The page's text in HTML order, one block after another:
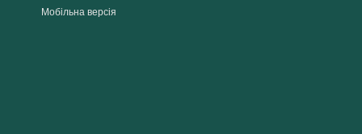
Мобільна версія